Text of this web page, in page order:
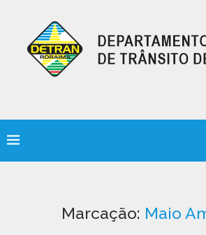
Marcação: Maio